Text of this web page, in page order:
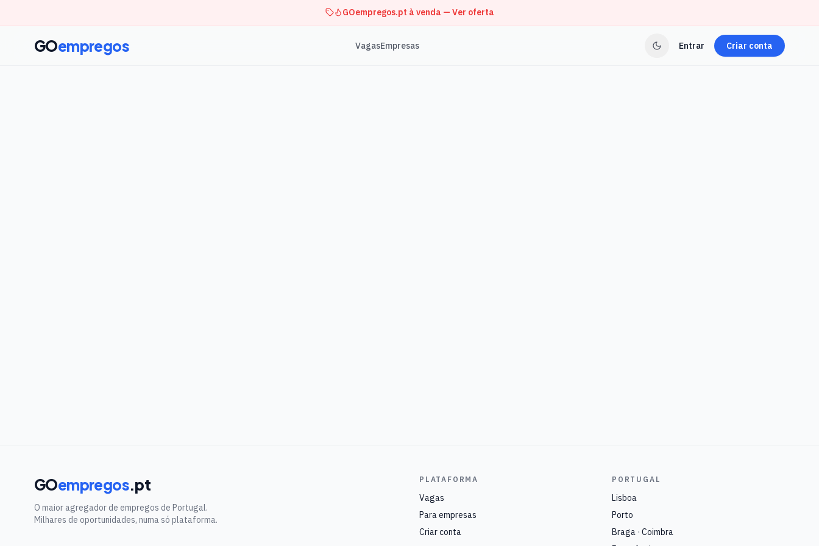
GOempregos.pt à venda — Ver oferta
GOempregos VagasEmpresas Entrar Criar conta
GOempregos.pt
O maior agregador de empregos de Portugal.
Milhares de oportunidades, numa só plataforma.
PLATAFORMA
Vagas
Para empresas
Criar conta
PORTUGAL
Lisboa
Porto
Braga · Coimbra